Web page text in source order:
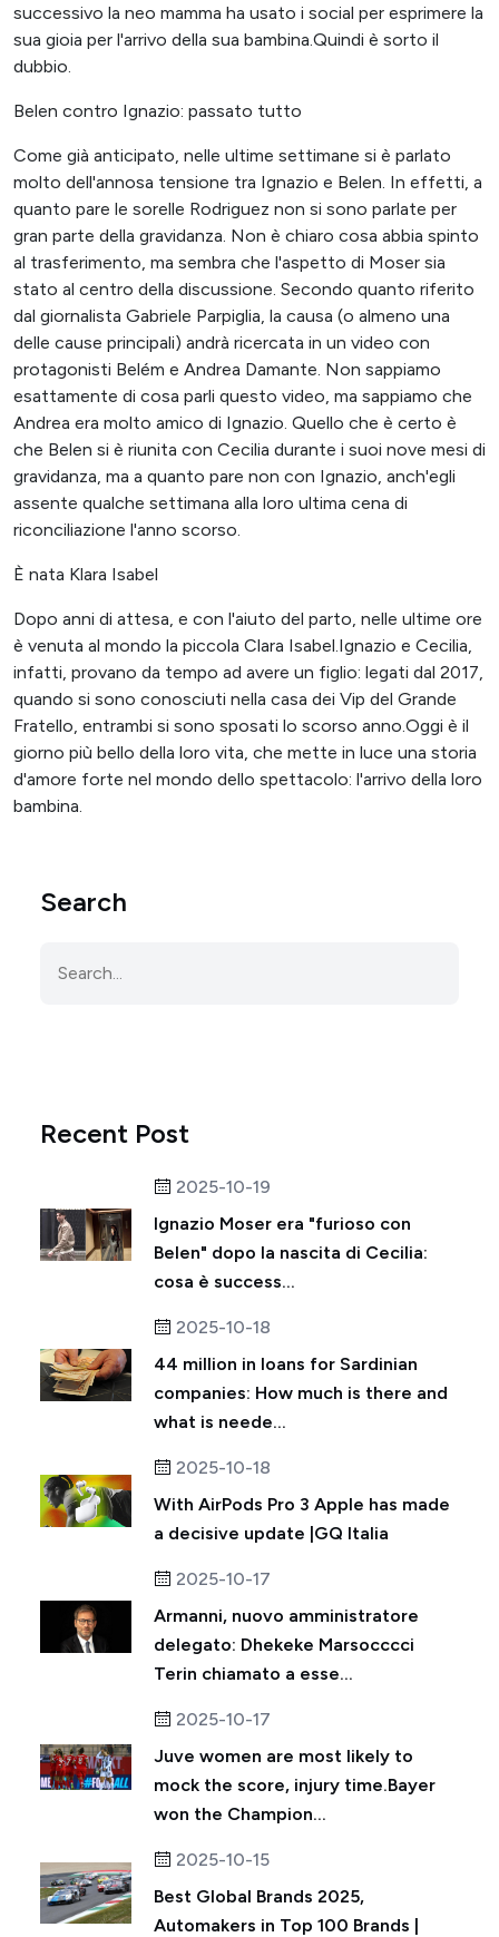
successivo la neo mamma ha usato i social per esprimere la
sua gioia per l'arrivo della sua bambina.Quindi è sorto il
dubbio.
Belen contro Ignazio: passato tutto
Come già anticipato, nelle ultime settimane si è parlato
molto dell'annosa tensione tra Ignazio e Belen. In effetti, a
quanto pare le sorelle Rodriguez non si sono parlate per
gran parte della gravidanza. Non è chiaro cosa abbia spinto
al trasferimento, ma sembra che l'aspetto di Moser sia
stato al centro della discussione. Secondo quanto riferito
dal giornalista Gabriele Parpiglia, la causa (o almeno una
delle cause principali) andrà ricercata in un video con
protagonisti Belém e Andrea Damante. Non sappiamo
esattamente di cosa parli questo video, ma sappiamo che
Andrea era molto amico di Ignazio. Quello che è certo è
che Belen si è riunita con Cecilia durante i suoi nove mesi di
gravidanza, ma a quanto pare non con Ignazio, anch'egli
assente qualche settimana alla loro ultima cena di
riconciliazione l'anno scorso.
È nata Klara Isabel
Dopo anni di attesa, e con l'aiuto del parto, nelle ultime ore
è venuta al mondo la piccola Clara Isabel.Ignazio e Cecilia,
infatti, provano da tempo ad avere un figlio: legati dal 2017,
quando si sono conosciuti nella casa dei Vip del Grande
Fratello, entrambi si sono sposati lo scorso anno.Oggi è il
giorno più bello della loro vita, che mette in luce una storia
d'amore forte nel mondo dello spettacolo: l'arrivo della loro
bambina.
Search
Recent Post
2025-10-19
Ignazio Moser era "furioso con
Belen" dopo la nascita di Cecilia:
cosa è success...
2025-10-18
44 million in loans for Sardinian
companies: How much is there and
what is neede...
2025-10-18
With AirPods Pro 3 Apple has made
a decisive update |GQ Italia
2025-10-17
Armanni, nuovo amministratore
delegato: Dhekeke Marsocccci
Terin chiamato a esse...
2025-10-17
Juve women are most likely to
mock the score, injury time.Bayer
won the Champion...
2025-10-15
Best Global Brands 2025,
Automakers in Top 100 Brands |